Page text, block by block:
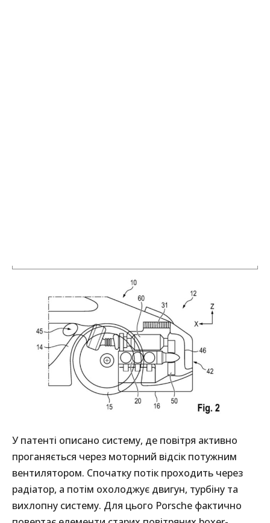
У патенті описано систему, де повітря активно
проганяється через моторний відсік потужним
вентилятором. Спочатку потік проходить через
радіатор, а потім охолоджує двигун, турбіну та
вихлопну систему. Для цього Porsche фактично